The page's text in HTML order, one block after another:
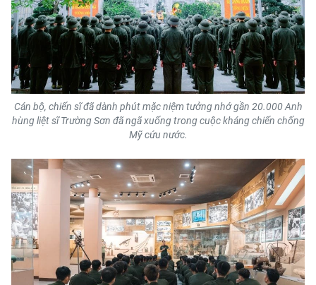
ENGLISH
中文
FRANÇAIS
РУССКИЙ
한국어
Cán bộ, chiến sĩ đã dành phút mặc niệm tưởng nhớ gần 20.000 Anh
hùng liệt sĩ Trường Sơn đã ngã xuống trong cuộc kháng chiến chống
Mỹ cứu nước.